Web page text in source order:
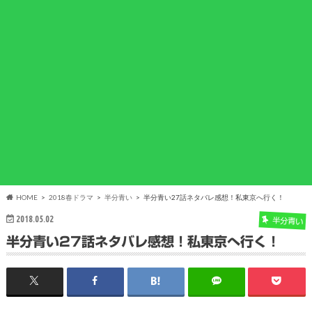
HOME 2018春ドラマ 半分青い 半分青い27話ネタバレ感想！私東京へ行く！
2018.05.02 半分青い
半分青い27話ネタバレ感想！私東京へ行く！